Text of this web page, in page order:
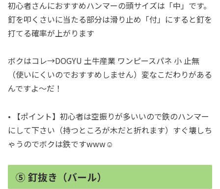
初心者さんにおすすめハンマーの頭サイズは「中」です。
釘を叩くさいに当たる部分は滑り止め「付」にすると釘を
打てる確率が上がります
ボクはコレ→DOGYU 土牛産業 ワンピースパネ 小 止無
（使いにくいのでおすすめしません）変なこだわりがある
んですよ〜だ！
• 【ポイント】初心者は空振りが多いいので鉄のハンマー
にして下さい（持つところが木だと折れます）すぐ壊しち
ゃうのでボクは鉄ですwww☺︎
⑤ 釘抜き（バール）